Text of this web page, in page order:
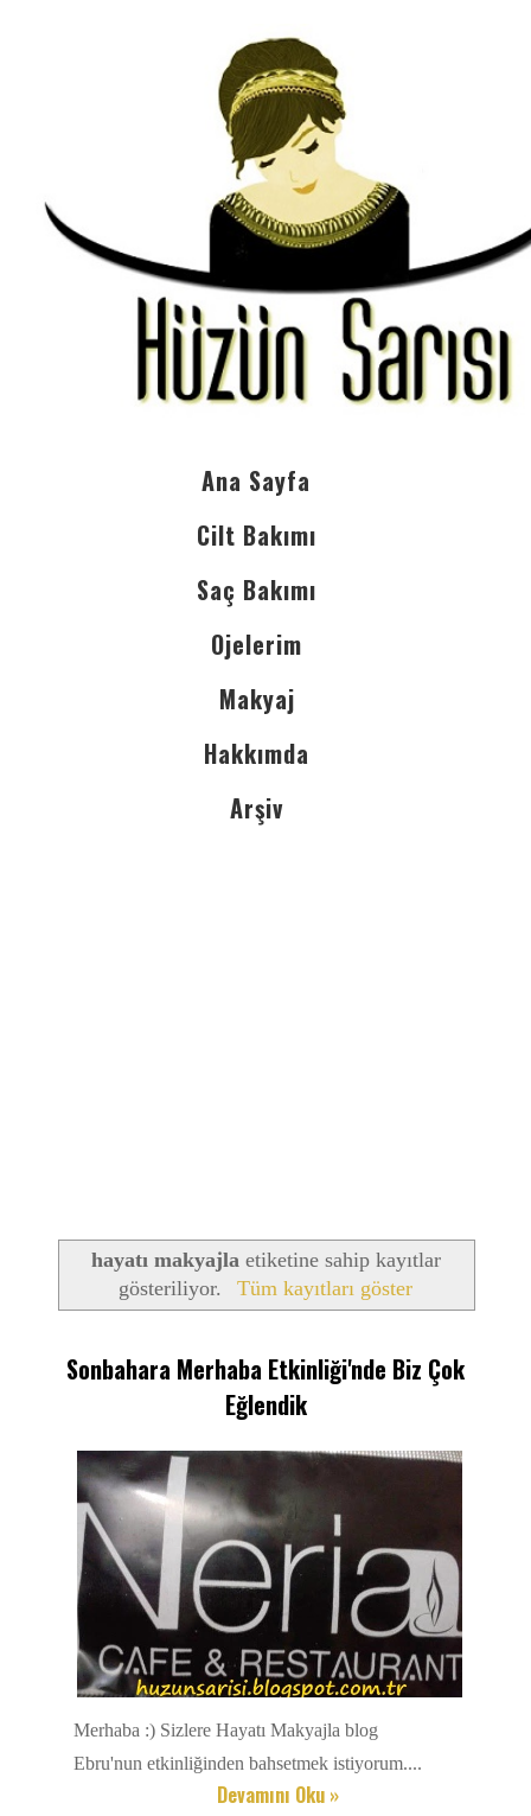
Ana Sayfa
Cilt Bakımı
Saç Bakımı
Ojelerim
Makyaj
Hakkımda
Arşiv
hayatı makyajla etiketine sahip kayıtlar
gösteriliyor.
Tüm kayıtları göster
Sonbahara Merhaba Etkinliği'nde Biz Çok
Eğlendik
Merhaba :) Sizlere Hayatı Makyajla blog
Ebru'nun etkinliğinden bahsetmek istiyorum....
Devamını Oku »